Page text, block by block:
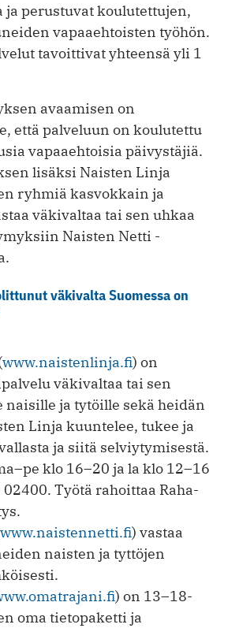
perustuvat koulutettujen,
vapaaehtoisten työhön.
tavoittivat yhteensä yli 1
avaamisen on
että palveluun on koulutettu
vapaaehtoisia päivystäjiä.
lisäksi Naisten Linja
ryhmiä kasvokkain ja
väkivaltaa tai sen uhkaa
Naisten Netti -
väkivalta Suomessa on
www.naistenlinja.fi) on
väkivaltaa tai sen
naisille ja tytöille sekä heidän
Linja kuuntelee, tukee ja
ja siitä selviytymisestä.
klo 16–20 ja la klo 12–16
Työtä rahoittaa Raha-
www.naistennetti.fi) vastaa
naisten ja tyttöjen
) on 13–18-
oma tietopaketti ja